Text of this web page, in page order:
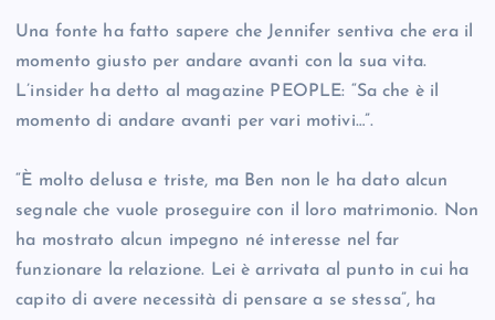
Una fonte ha fatto sapere che Jennifer sentiva che era il
momento giusto per andare avanti con la sua vita.
L’insider ha detto al magazine PEOPLE: “Sa che è il
momento di andare avanti per vari motivi…”.
“È molto delusa e triste, ma Ben non le ha dato alcun
segnale che vuole proseguire con il loro matrimonio. Non
ha mostrato alcun impegno né interesse nel far
funzionare la relazione. Lei è arrivata al punto in cui ha
capito di avere necessità di pensare a se stessa”, ha